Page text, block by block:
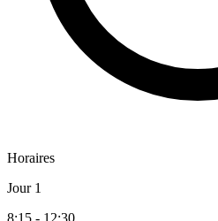
Horaires
Jour 1
8:15 - 12:30